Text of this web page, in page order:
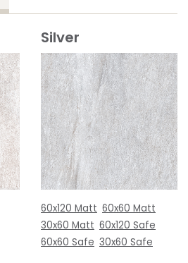
Silver
60x120 Matt 60x60 Matt
30x60 Matt 60x120 Safe
60x60 Safe 30x60 Safe